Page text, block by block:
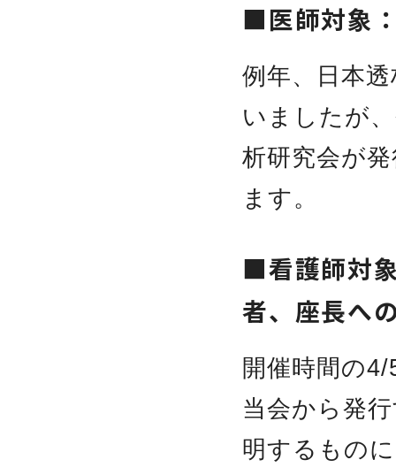
■医師対象
例年、日本
いましたが
析研究会が
ます。
■看護師対
者、座長へ
開催時間の
当会から発
明するもの